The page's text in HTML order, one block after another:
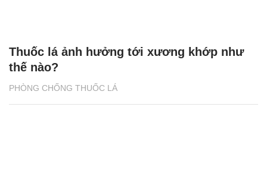
PHÒNG CHỐNG THUỐC LÁ
Thuốc lá ảnh hưởng tới xương khớp như
thế nào?